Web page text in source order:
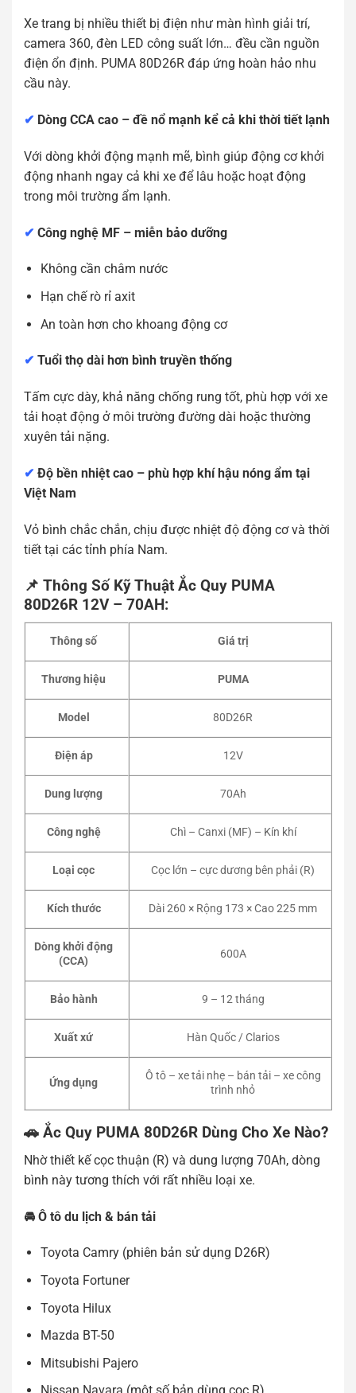
Xe trang bị nhiều thiết bị điện như màn hình giải trí,
camera 360, đèn LED công suất lớn… đều cần nguồn
điện ổn định. PUMA 80D26R đáp ứng hoàn hảo nhu
cầu này.
✔ Dòng CCA cao – đề nổ mạnh kể cả khi thời tiết lạnh
Với dòng khởi động mạnh mẽ, bình giúp động cơ khởi
động nhanh ngay cả khi xe để lâu hoặc hoạt động
trong môi trường ẩm lạnh.
✔ Công nghệ MF – miễn bảo dưỡng
Không cần châm nước
Hạn chế rò rỉ axit
An toàn hơn cho khoang động cơ
✔ Tuổi thọ dài hơn bình truyền thống
Tấm cực dày, khả năng chống rung tốt, phù hợp với xe
tải hoạt động ở môi trường đường dài hoặc thường
xuyên tải nặng.
✔ Độ bền nhiệt cao – phù hợp khí hậu nóng ẩm tại
Việt Nam
Vỏ bình chắc chắn, chịu được nhiệt độ động cơ và thời
tiết tại các tỉnh phía Nam.
📌 Thông Số Kỹ Thuật Ắc Quy PUMA
80D26R 12V – 70AH:
Thông số Giá trị
Thương hiệu PUMA
Model 80D26R
Điện áp 12V
Dung lượng 70Ah
Công nghệ Chì – Canxi (MF) – Kín khí
Loại cọc Cọc lớn – cực dương bên phải (R)
Kích thước Dài 260 × Rộng 173 × Cao 225 mm
Dòng khởi động
(CCA)
600A
Bảo hành 9 – 12 tháng
Xuất xứ Hàn Quốc / Clarios
Ứng dụng
Ô tô – xe tải nhẹ – bán tải – xe công
trình nhỏ
🚗 Ắc Quy PUMA 80D26R Dùng Cho Xe Nào?
Nhờ thiết kế cọc thuận (R) và dung lượng 70Ah, dòng
bình này tương thích với rất nhiều loại xe.
🚘 Ô tô du lịch & bán tải
Toyota Camry (phiên bản sử dụng D26R)
Toyota Fortuner
Toyota Hilux
Mazda BT-50
Mitsubishi Pajero